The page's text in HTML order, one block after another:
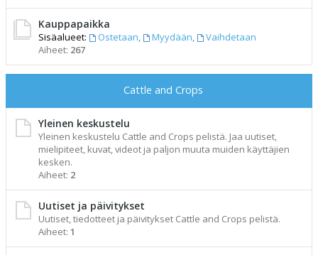
Kauppapaikka
Sisäalueet: Ostetaan, Myydään,
Vaihdetaan
Aiheet: 267
Cattle and Crops
Yleinen keskustelu
Yleinen keskustelu Cattle and Crops pelistä. Jaa uutiset,
mielipiteet, kuvat, videot ja paljon muuta muiden käyttäjien
kesken.
Aiheet: 2
Uutiset ja päivitykset
Uutiset, tiedotteet ja päivitykset Cattle and Crops pelistä.
Aiheet: 1